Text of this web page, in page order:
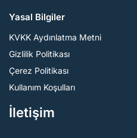
Yasal Bilgiler
KVKK Aydınlatma Metni
Gizlilik Politikası
Çerez Politikası
Kullanım Koşulları
İletişim